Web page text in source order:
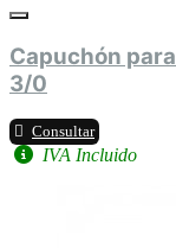
Capuchón
3/0
Consultar
IVA Incluido